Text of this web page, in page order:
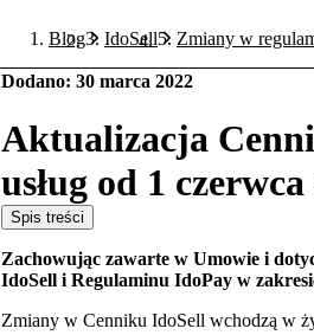
Blog IdoSell Zmiany w
Dodano: 30 marca 2022
Aktualizacja
usług od 1
Spis treści
Zachowując zawarte w Umowie i
IdoSell i Regulaminu IdoPay w
Zmiany w Cenniku IdoSell wchodzą w